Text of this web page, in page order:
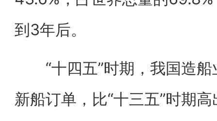
到3年后。
“十四五”时期，我国造船
新船订单，比“十三五”时期